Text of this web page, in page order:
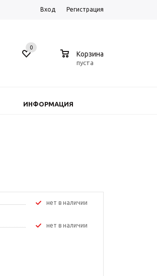
Вход Регистрация
0
Корзина
пуста
ИНФОРМАЦИЯ
Нет в наличии
Нет в наличии